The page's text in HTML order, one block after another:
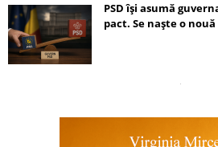
PSD își asumă
pact. Se naște o